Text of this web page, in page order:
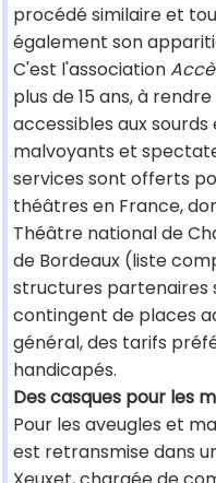
procédé similaire et
également son
C'est l'association
plus de 15 ans, à
accessibles aux
malvoyants et
services sont offerts
théâtres en France,
Théâtre national de
de Bordeaux (liste
structures partenaires
contingent de places
général, des tarifs
handicapés.
Des casques pour les
Pour les aveugles et
est retransmise dans